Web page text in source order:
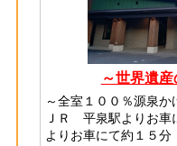
～世界遺
～全室１００％源泉
ＪＲ 平泉駅よりお
よりお車にて約１５分